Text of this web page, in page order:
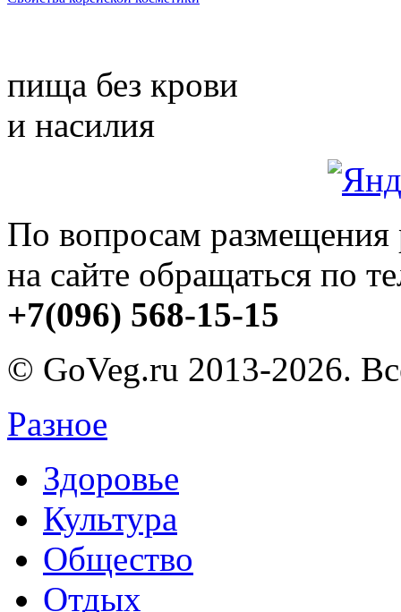
пища без крови
и насилия
По вопросам размещения
на сайте обращаться по
+7(096) 568-15-15
© GoVeg.ru 2013-2026.
Разное
Здоровье
Культура
Общество
Отдых